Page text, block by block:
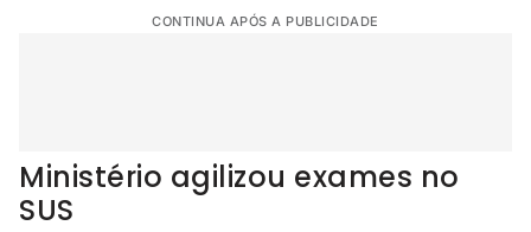
CONTINUA APÓS A PUBLICIDADE
Ministério agilizou exames no
SUS